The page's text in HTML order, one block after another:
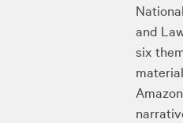
and
six